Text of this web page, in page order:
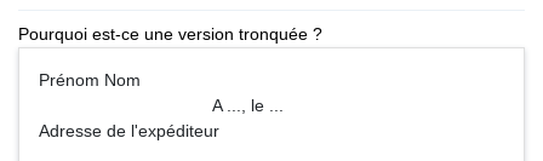
Pourquoi est-ce une version tronquée ?
Prénom Nom
A ..., le ...
Adresse de l'expéditeur